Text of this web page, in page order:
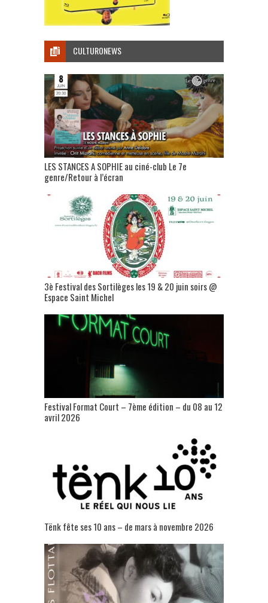
CULTURONEWS
LES STANCES A SOPHIE au ciné-club Le 7e
genre/Retour à l’écran
3è Festival des Sortilèges les 19 & 20 juin soirs @
Espace Saint Michel
Festival Format Court – 7ème édition – du 08 au 12
avril 2026
Tënk fête ses 10 ans – de mars à novembre 2026